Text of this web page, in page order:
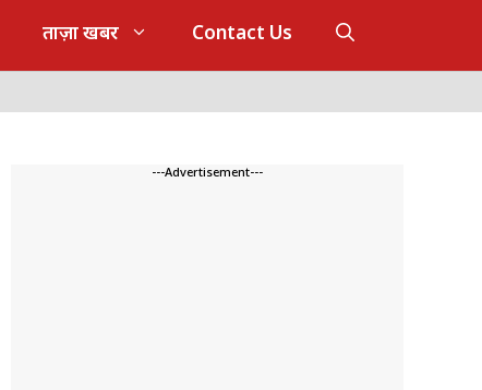
ताज़ा खबर Contact Us
---Advertisement---